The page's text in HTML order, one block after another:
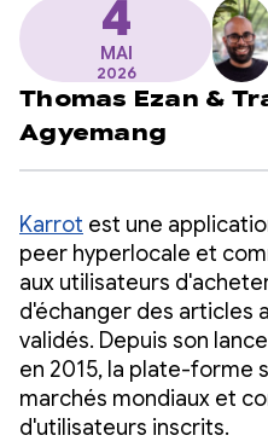
4
MAI
2026
Thomas Ezan &
Agyemang
Karrot est une
peer hyperlocale et
aux utilisateurs
d'échanger des articles
validés. Depuis son
en 2015, la plate-forme
marchés mondiaux et
d'utilisateurs inscrits.